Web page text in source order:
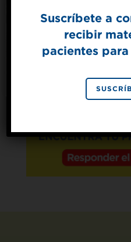
Suscríbete a
recibir
pacientes